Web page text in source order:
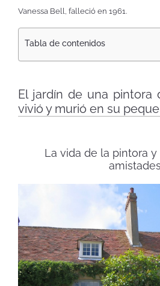
Vanessa Bell, falleció en 1961.
Tabla de contenidos
El jardín de una pintora
vivió y murió en su
La vida de la pintora
amistades